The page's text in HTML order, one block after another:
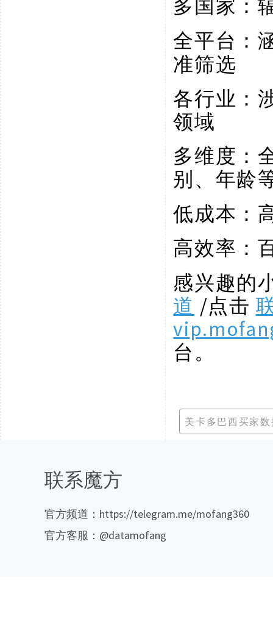
多国家：
全平台：
准筛选
各行业：
领域
多维度：
别、年龄
低成本：
高效率：
感兴趣的
道 /点击
台。
美卡多巴西买家
联系魔方
官方频道：https://telegram.me/mofang360
官方客服：@datamofang